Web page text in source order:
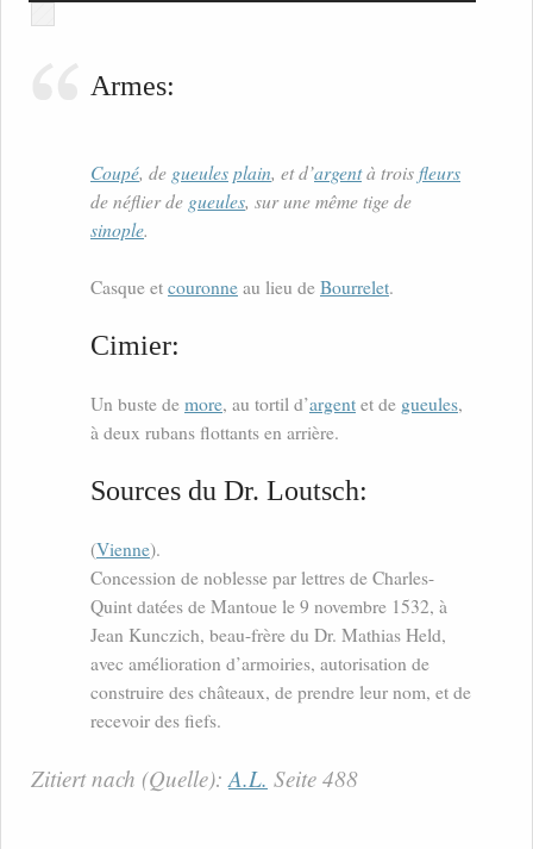
Armes:
Coupé, de gueulesplain, et d’argentà troisfleurs
de néflier de gueules, sur une même tige de
sinople.
Casque et couronne au lieu de Bourrelet.
Cimier:
Un buste de more, au tortil d’argent et de gueules,
à deux rubans flottants en arrière.
Sources du Dr. Loutsch:
(Vienne).
Concession de noblesse par lettres de Charles-
Quint datées de Mantoue le 9 novembre 1532, à
Jean Kunczich, beau-frère du Dr. Mathias Held,
avec amélioration d’armoiries, autorisation de
construire des châteaux, de prendre leur nom, et de
recevoir des fiefs.
Zitiert nach (Quelle):A.L. Seite 488